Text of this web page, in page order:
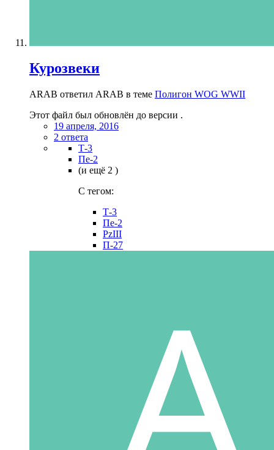
Курозвеки
ARAB ответил ARAB в теме Полигон WOG WWII
Этот файл был обновлён до версии .
19 апреля, 2016
2 ответа
Т-3
Пе-2
(и ещё 2 )
C тегом:
Т-3
Пе-2
PzIII
П-27